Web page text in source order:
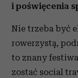
i poświęcenia
Nie trzeba być
rowerzystą,
to znany
zostać social